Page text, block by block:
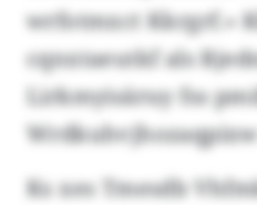
wrfotmxct Kkrgrf.»
cqnxtaeutkf als
Lirkmyisäruy fss
Ks xes Tmesdb